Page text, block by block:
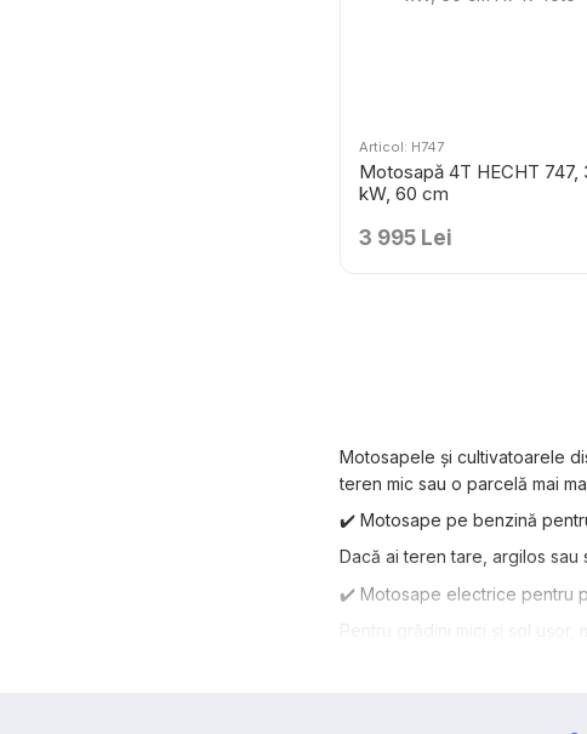
Motosapele și cultivatoarele
teren mic sau o parcelă mai
✔️ Motosape pe benzină
Dacă ai teren tare, argilos
✔️ Motosape electrice pentru
Pentru grădini mici și sol
Articol: H747
Motosapă 4T HECHT 747,
kW, 60 cm
3 995 Lei